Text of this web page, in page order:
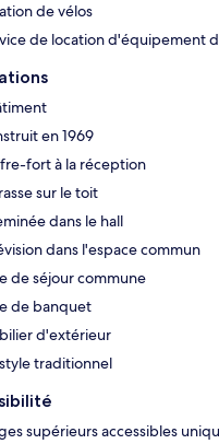
de vélos
de location d'équipement
en 1969
fort à la réception
sur le toit
dans le hall
dans l'espace commun
de séjour commune
de banquet
d'extérieur
traditionnel
supérieurs accessibles